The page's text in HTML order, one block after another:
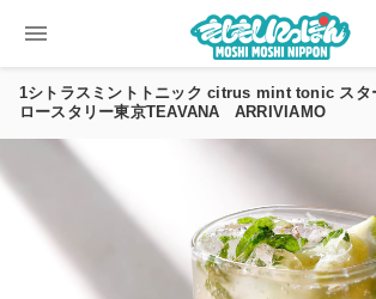
menu
1シトラスミントトニック citrus mint tonic スタ
ロースタリー東京TEAVANA ARRIVIAMO